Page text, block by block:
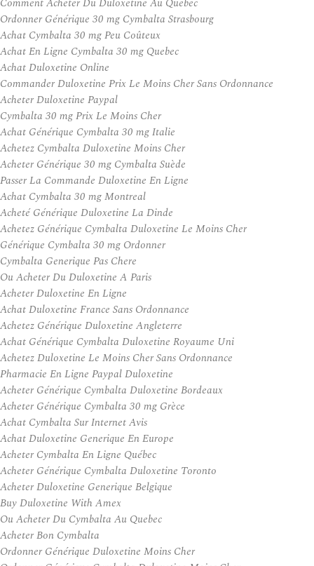
Ordonner Générique 30 mg Cymbalta Strasbourg
Achat Cymbalta 30 mg Peu Coûteux
Achat En Ligne Cymbalta 30 mg Quebec
Achat Duloxetine Online
Commander Duloxetine Prix Le Moins Cher Sans Ordonnance
Acheter Duloxetine Paypal
Cymbalta 30 mg Prix Le Moins Cher
Achat Générique Cymbalta 30 mg Italie
Achetez Cymbalta Duloxetine Moins Cher
Acheter Générique 30 mg Cymbalta Suède
Passer La Commande Duloxetine En Ligne
Achat Cymbalta 30 mg Montreal
Acheté Générique Duloxetine La Dinde
Achetez Générique Cymbalta Duloxetine Le Moins Cher
Générique Cymbalta 30 mg Ordonner
Cymbalta Generique Pas Chere
Ou Acheter Du Duloxetine A Paris
Acheter Duloxetine En Ligne
Achat Duloxetine France Sans Ordonnance
Achetez Générique Duloxetine Angleterre
Achat Générique Cymbalta Duloxetine Royaume Uni
Achetez Duloxetine Le Moins Cher Sans Ordonnance
Pharmacie En Ligne Paypal Duloxetine
Acheter Générique Cymbalta Duloxetine Bordeaux
Acheter Générique Cymbalta 30 mg Grèce
Achat Cymbalta Sur Internet Avis
Achat Duloxetine Generique En Europe
Acheter Cymbalta En Ligne Québec
Acheter Générique Cymbalta Duloxetine Toronto
Acheter Duloxetine Generique Belgique
Buy Duloxetine With Amex
Ou Acheter Du Cymbalta Au Quebec
Acheter Bon Cymbalta
Ordonner Générique Duloxetine Moins Cher